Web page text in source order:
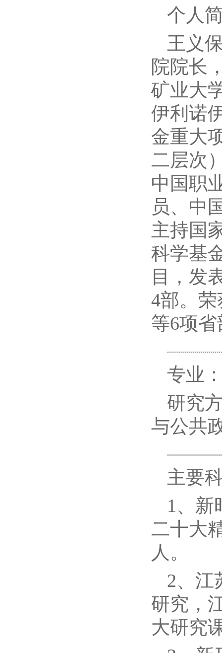
个人
王义
院院长
矿业大
伊利诺
金重大
二层次
中国职
员、中
主持国
科学基
目，发
4部。
等6项
专业
研究
与公共
主要
1、新
二十大
人。
2、江
研究，
大研究